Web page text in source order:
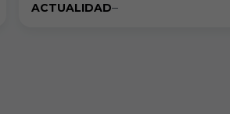
ACTUALIDAD